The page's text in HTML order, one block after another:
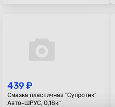
439 ₽
Смазка пластичная "Супротек"
Авто-ШРУС, 0,18кг